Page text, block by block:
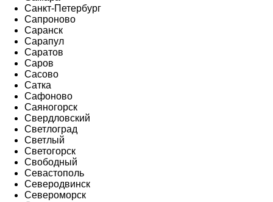
Санкт-Петербург
Сапроново
Саранск
Сарапул
Саратов
Саров
Сасово
Сатка
Сафоново
Саяногорск
Свердловский
Светлоград
Светлый
Светогорск
Свободный
Севастополь
Северодвинск
Североморск